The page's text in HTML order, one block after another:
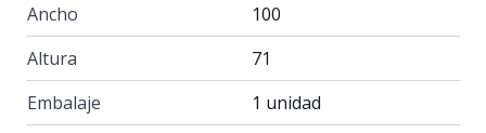
Ancho
100
Altura
71
Embalaje
1 unidad